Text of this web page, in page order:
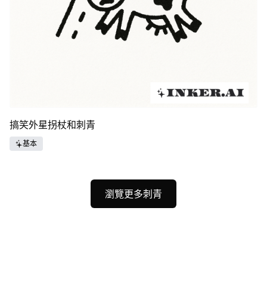
搞笑外星拐杖和刺青
基本
瀏覽更多刺青